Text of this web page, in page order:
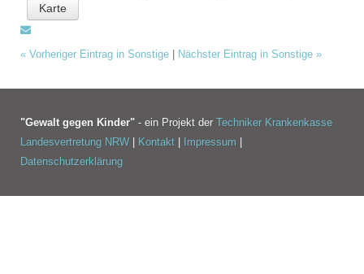
Karte
« Vorheriger Eintrag in Sonstige | Nächster Eintrag in Sonstige »
"Gewalt gegen Kinder" - ein Projekt der Techniker Krankenkasse
Landesvertretung NRW | Kontakt | Impressum |
Datenschutzerklärung